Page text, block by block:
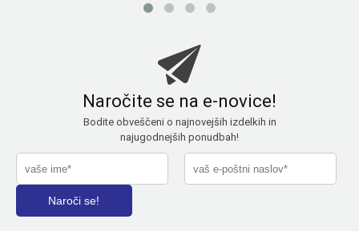
Naročite se na e-novice!
Bodite obveščeni o najnovejših izdelkih in
najugodnejših ponudbah!